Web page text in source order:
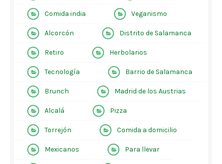
Comida india Veganismo
Alcorcón Distrito de Salamanca
Retiro Herbolarios
Tecnología Barrio de Salamanca
Brunch Madrid de los Austrias
Alcalá Pizza
Torrejón Comida a domicilio
Mexicanos Para llevar